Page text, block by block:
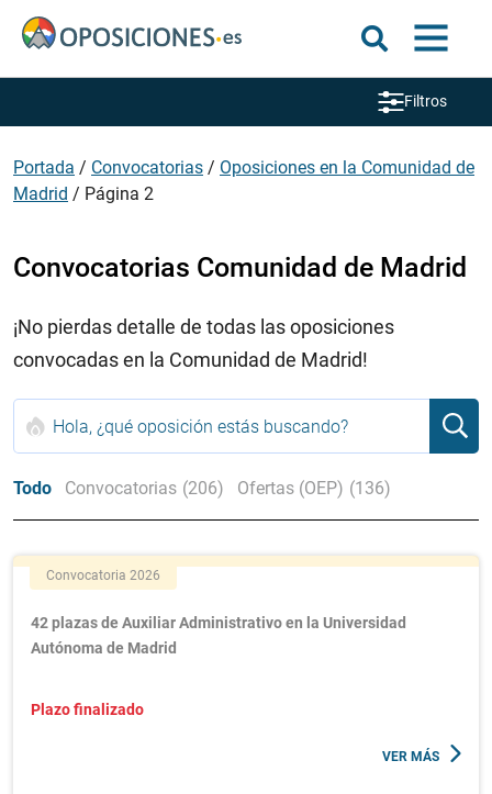
Filtros
Portada / Convocatorias / Oposiciones en la Comunidad de
Madrid / Página 2
Convocatorias Comunidad de Madrid
¡No pierdas detalle de todas las oposiciones
convocadas en la Comunidad de Madrid!
Todo Convocatorias (206) Ofertas (OEP) (136)
Convocatoria 2026
42 plazas de Auxiliar Administrativo en la Universidad
Autónoma de Madrid
Plazo finalizado
VER MÁS